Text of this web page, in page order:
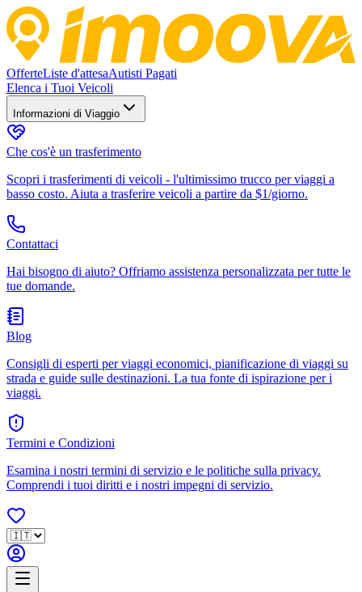
OfferteListe d'attesaAutisti Pagati
Elenca i Tuoi Veicoli
Informazioni di Viaggio
Che cos'è un trasferimento
Scopri i trasferimenti di veicoli - l'ultimissimo trucco per viaggi a
basso costo. Aiuta a trasferire veicoli a partire da $1/giorno.
Contattaci
Hai bisogno di aiuto? Offriamo assistenza personalizzata per tutte le
tue domande.
Blog
Consigli di esperti per viaggi economici, pianificazione di viaggi su
strada e guide sulle destinazioni. La tua fonte di ispirazione per i
viaggi.
Termini e Condizioni
Esamina i nostri termini di servizio e le politiche sulla privacy.
Comprendi i tuoi diritti e i nostri impegni di servizio.